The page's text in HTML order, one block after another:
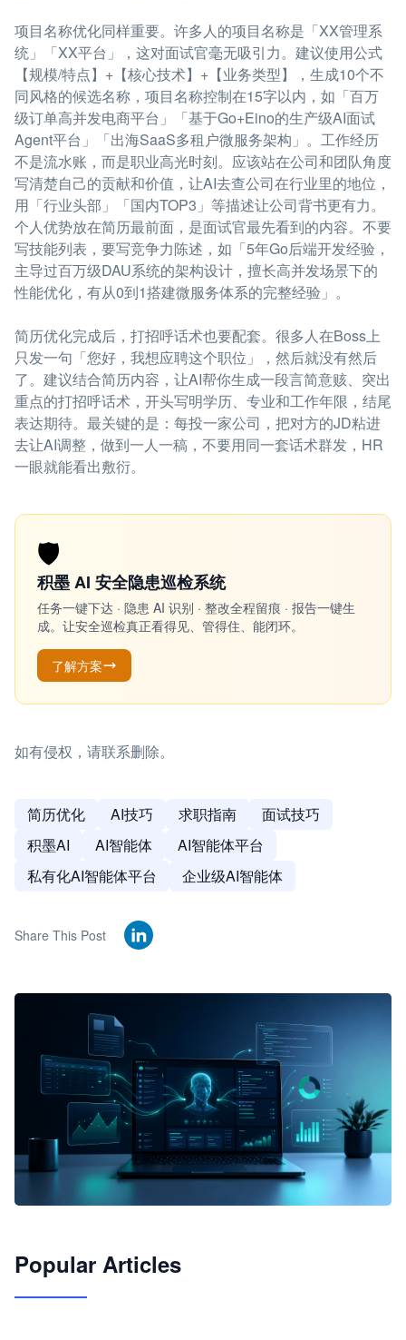
项目名称优化同样重要。许多人的项目名称是「XX管理系
统」「XX平台」，这对面试官毫无吸引力。建议使用公式
【规模/特点】+【核心技术】+【业务类型】，生成10个不
同风格的候选名称，项目名称控制在15字以内，如「百万
级订单高并发电商平台」「基于Go+Eino的生产级AI面试
Agent平台」「出海SaaS多租户微服务架构」。工作经历
不是流水账，而是职业高光时刻。应该站在公司和团队角度
写清楚自己的贡献和价值，让AI去查公司在行业里的地位，
用「行业头部」「国内TOP3」等描述让公司背书更有力。
个人优势放在简历最前面，是面试官最先看到的内容。不要
写技能列表，要写竞争力陈述，如「5年Go后端开发经验，
主导过百万级DAU系统的架构设计，擅长高并发场景下的
性能优化，有从0到1搭建微服务体系的完整经验」。
简历优化完成后，打招呼话术也要配套。很多人在Boss上
只发一句「您好，我想应聘这个职位」，然后就没有然后
了。建议结合简历内容，让AI帮你生成一段言简意赅、突出
重点的打招呼话术，开头写明学历、专业和工作年限，结尾
表达期待。最关键的是：每投一家公司，把对方的JD粘进
去让AI调整，做到一人一稿，不要用同一套话术群发，HR
一眼就能看出敷衍。
🛡️
积墨 AI 安全隐患巡检系统
任务一键下达 · 隐患 AI 识别 · 整改全程留痕 · 报告一键生
成。让安全巡检真正看得见、管得住、能闭环。
了解方案
如有侵权，请联系删除。
简历优化 AI技巧 求职指南
面试技巧
积墨AI
AI智能体
AI智能体平台
私有化AI智能体平台
企业级AI智能体
Share This Post
JimoClaw 桌面 AI Agent 工作台
Popular Articles